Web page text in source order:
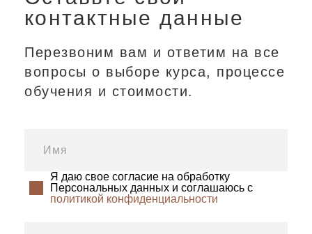
контактные данные
Перезвоним вам и ответим на все
вопросы о выборе курса, процессе
обучения и стоимости.
Я даю свое согласие на обработку
Персональных данных и соглашаюсь с
политикой конфиденциальности